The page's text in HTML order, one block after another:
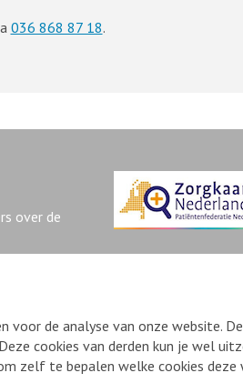
036 868 87 18.
over de
voor de analyse van onze website.
cookies van derden kun je wel
zelf te bepalen welke cookies deze